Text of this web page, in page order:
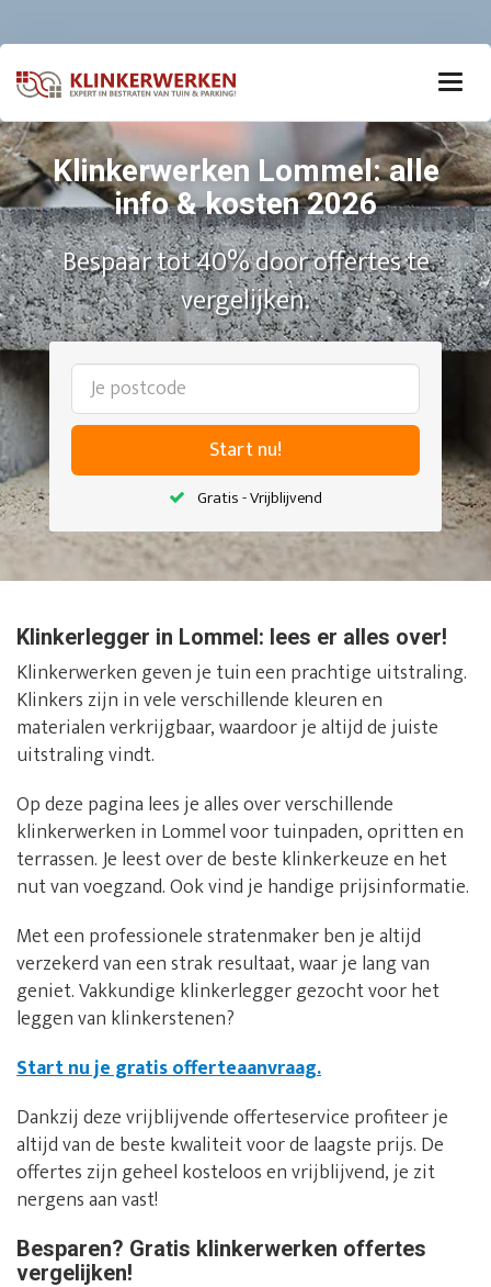
Klinkerwerken Lommel: alle
info & kosten 2026
Bespaar tot 40% door offertes te
vergelijken.
Start nu!
Gratis - Vrijblijvend
Klinkerlegger in Lommel: lees er alles over!
Klinkerwerken geven je tuin een prachtige uitstraling.
Klinkers zijn in vele verschillende kleuren en
materialen verkrijgbaar, waardoor je altijd de juiste
uitstraling vindt.
Op deze pagina lees je alles over verschillende
klinkerwerken in Lommel voor tuinpaden, opritten en
terrassen. Je leest over de beste klinkerkeuze en het
nut van voegzand. Ook vind je handige prijsinformatie.
Met een professionele stratenmaker ben je altijd
verzekerd van een strak resultaat, waar je lang van
geniet. Vakkundige klinkerlegger gezocht voor het
leggen van klinkerstenen?
Start nu je gratis offerteaanvraag.
Dankzij deze vrijblijvende offerteservice profiteer je
altijd van de beste kwaliteit voor de laagste prijs. De
offertes zijn geheel kosteloos en vrijblijvend, je zit
nergens aan vast!
Besparen? Gratis klinkerwerken offertes
vergelijken!